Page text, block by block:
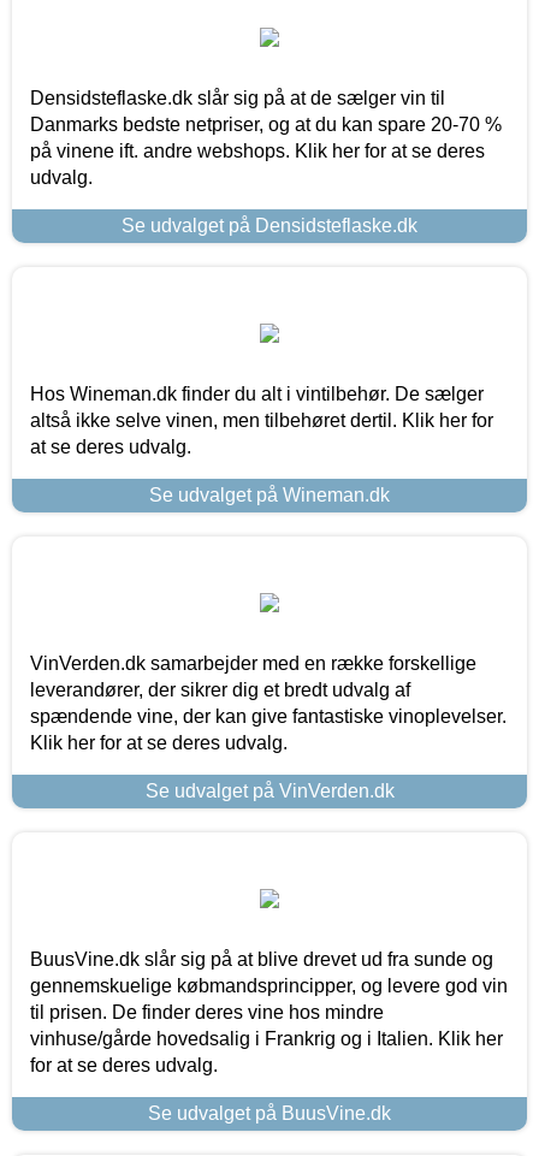
Densidsteflaske.dk slår sig på at de sælger vin til
Danmarks bedste netpriser, og at du kan spare 20-70 %
på vinene ift. andre webshops. Klik her for at se deres
udvalg.
Se udvalget på Densidsteflaske.dk
Hos Wineman.dk finder du alt i vintilbehør. De sælger
altså ikke selve vinen, men tilbehøret dertil. Klik her for
at se deres udvalg.
Se udvalget på Wineman.dk
VinVerden.dk samarbejder med en række forskellige
leverandører, der sikrer dig et bredt udvalg af
spændende vine, der kan give fantastiske vinoplevelser.
Klik her for at se deres udvalg.
Se udvalget på VinVerden.dk
BuusVine.dk slår sig på at blive drevet ud fra sunde og
gennemskuelige købmandsprincipper, og levere god vin
til prisen. De finder deres vine hos mindre
vinhuse/gårde hovedsalig i Frankrig og i Italien. Klik her
for at se deres udvalg.
Se udvalget på BuusVine.dk